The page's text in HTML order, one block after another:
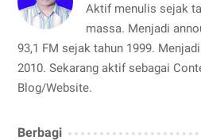
Aktif menulis sejak
massa. Menjadi
93,1 FM sejak tahun 1999.
2010. Sekarang aktif sebagai
Blog/Website.
Berbagi